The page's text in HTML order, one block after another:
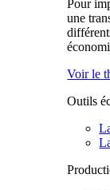
Pour
une
Voir le
Outils